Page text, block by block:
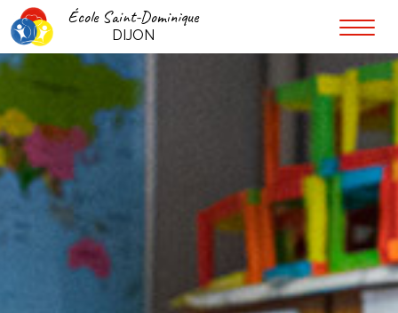
École Saint-Dominique
DIJON